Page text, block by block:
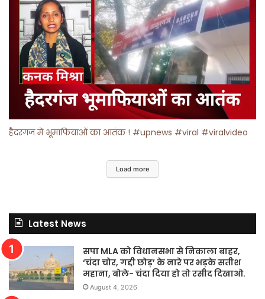
हैदरगंज में भूमाफियाओं का आतंक ! #upnews #viral #viralvideo
Load more
Latest News
सपा MLA को विधानसभा से निकाला बाहर,
‘चंदा चोर, गद्दी छोड़’ के नारे पर भड़के सतीश
महाना, बोले- चंदा दिया हो तो रसीद दिखाओ.
August 4, 2026